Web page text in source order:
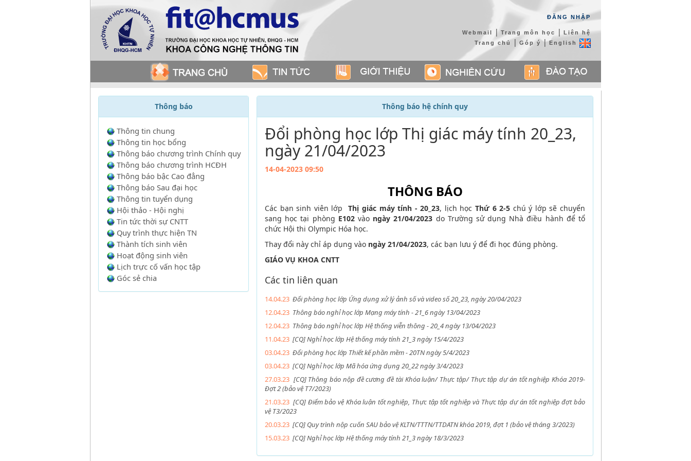
ĐĂNG NHẬP
Webmail | Trang môn học | Liên hệ
Trang chủ | Góp ý|English
Thông báo
Thông tin chung
Thông tin học bổng
Thông báo chương trình Chính quy
Thông báo chương trình HCĐH
Thông báo bậc Cao đẳng
Thông báo Sau đại học
Thông tin tuyển dụng
Hội thảo - Hội nghị
Tin tức thời sự CNTT
Quy trình thực hiện TN
Thành tích sinh viên
Hoạt động sinh viên
Lịch trực cố vấn học tập
Góc sẻ chia
Thông báo hệ chính quy
Đổi phòng học lớp Thị giác máy tính 20_23,
ngày 21/04/2023
14-04-2023 09:50
THÔNG BÁO
Các bạn sinh viên lớp Thị giác máy tính - 20_23, lịch họcThứ 6 2-5 chú ý lớp sẽ chuyển
sang học tại phòng E102 vàongày 21/04/2023 do Trường sử dụng Nhà điều hành để tổ
chức Hội thi Olympic Hóa học.
Thay đổi này chỉ áp dụng vào ngày 21/04/2023, các bạn lưu ý để đi học đúng phòng.
GIÁO VỤ KHOA CNTT
Các tin liên quan
14.04.23 Đổi phòng học lớp Ứng dụng xử lý ảnh số và video số 20_23, ngày 20/04/2023
12.04.23 Thông báo nghỉ học lớp Mạng máy tính - 21_6 ngày 13/04/2023
12.04.23 Thông báo nghỉ học lớp Hệ thống viễn thông - 20_4 ngày 13/04/2023
11.04.23 [CQ] Nghỉ học lớp Hệ thống máy tính 21_3 ngày 15/4/2023
03.04.23 Đổi phòng học lớp Thiết kế phần mềm - 20TN ngày 5/4/2023
03.04.23 [CQ] Nghỉ học lớp Mã hóa ứng dụng 20_22 ngày 3/4/2023
27.03.23 [CQ] Thông báo nộp đề cương đề tài Khóa luận/ Thực tập/ Thực tập dự án tốt nghiệp Khóa 2019-
Đợt 2 (bảo vệ T7/2023)
21.03.23 [CQ] Điểm bảo vệ Khóa luận tốt nghiệp, Thực tập tốt nghiệp và Thực tập dự án tốt nghiệp đợt bảo
vệ T3/2023
20.03.23 [CQ] Quy trình nộp cuốn SAU bảo vệ KLTN/TTTN/TTDATN khóa 2019, đợt 1 (bảo vệ tháng 3/2023)
15.03.23 [CQ] Nghỉ học lớp Hệ thống máy tính 21_3 ngày 18/3/2023